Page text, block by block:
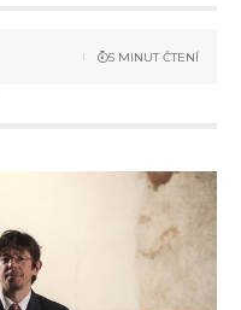
5 MINUT ČTENÍ